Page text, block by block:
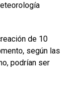
de 10
según las
podrían ser